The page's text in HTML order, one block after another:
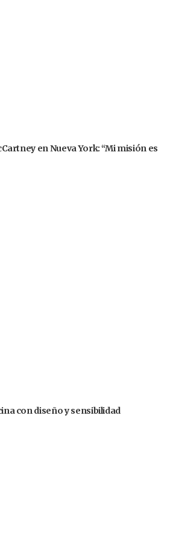
en Nueva York: “Mi misión es
con diseño y sensibilidad